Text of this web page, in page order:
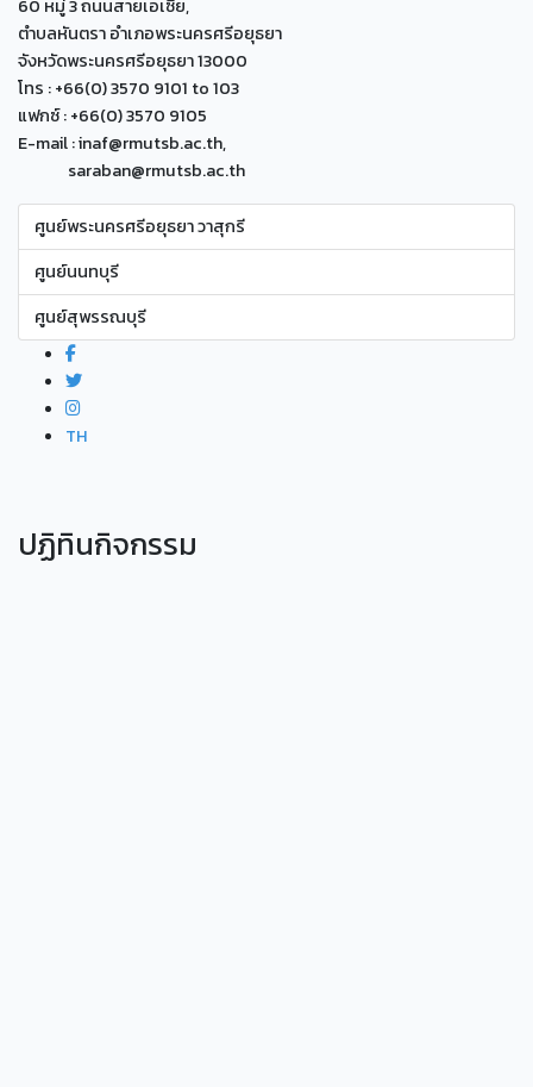
60 หมู่ 3 ถนนสายเอเซีย,
ตำบลหันตรา อำเภอพระนครศรีอยุธยา
จังหวัดพระนครศรีอยุธยา 13000
โทร : +66(0) 3570 9101 to 103
แฟกซ์ : +66(0) 3570 9105
E-mail : inaf@rmutsb.ac.th,
saraban@rmutsb.ac.th
ศูนย์พระนครศรีอยุธยา วาสุกรี
ศูนย์นนทบุรี
ศูนย์สุพรรณบุรี
TH
ปฏิทินกิจกรรม